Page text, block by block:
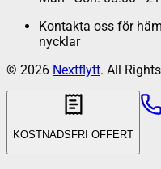
Kontakta oss för
nycklar
© 2026 Nextflytt. All
KOSTNADSFRI OFFERT